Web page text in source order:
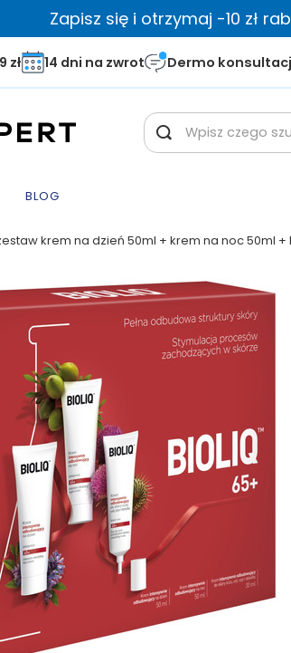
Zapisz się i otrzymaj -10 zł
zł 14 dni na zwrot Dermo
BLOG
krem na dzień 50ml + krem na noc 50ml